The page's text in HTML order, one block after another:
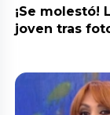
¡Se molestó!
joven tras